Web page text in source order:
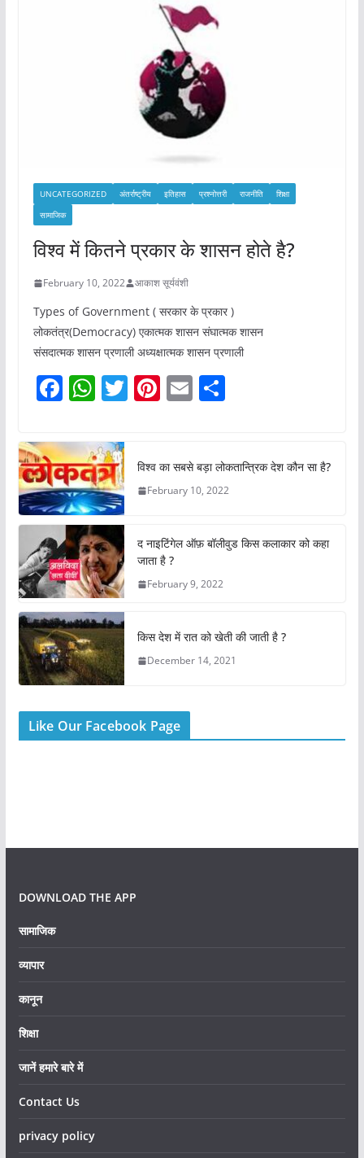
UNCATEGORIZED अंतर्राष्ट्रीय इतिहास प्रश्नोत्तरी राजनीति
शिक्षा
सामाजिक
विश्व में कितने प्रकार के शासन होते है?
February 10, 2022 आकाश सूर्यवंशी
Types of Government ( सरकार के प्रकार )
लोकतंत्र(Democracy) एकात्मक शासन संघात्मक शासन
संसदात्मक शासन प्रणाली अध्यक्षात्मक शासन प्रणाली
F
c
e
b
o
o
k
W
at
s
A
p
p
T
er
Pi
e
st
E
l
S
e
विश्व का सबसे बड़ा लोकतान्त्रिक देश कौन सा है?
February 10, 2022
द नाइटिंगेल ऑफ़ बॉलीवुड किस कलाकार को कहा
जाता है ?
February 9, 2022
किस देश में रात को खेती की जाती है ?
December 14, 2021
Like Our Facebook Page
DOWNLOAD THE APP
सामाजिक
व्यापार
कानून
शिक्षा
जानें हमारे बारे में
Contact Us
privacy policy